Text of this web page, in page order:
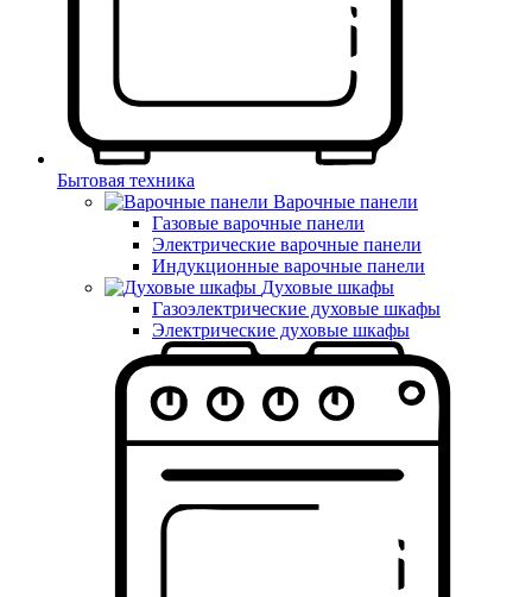
Бытовая техника
Варочные панели
Газовые варочные панели
Электрические варочные панели
Индукционные варочные панели
Духовые шкафы
Газоэлектрические духовые шкафы
Электрические духовые шкафы